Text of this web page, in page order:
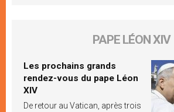
PAPE LÉON XIV
Les prochains grands
rendez-vous du pape Léon
XIV
De retour au Vatican, après trois